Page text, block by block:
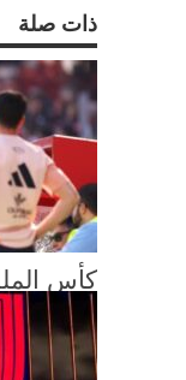
ذات صلة
كأس